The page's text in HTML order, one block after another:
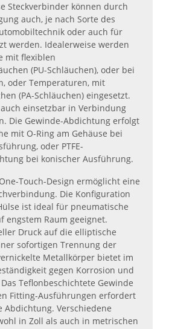
Steckverbinder können durch
auch, je nach Sorte des
oder auch für
werden. Idealerweise werden
mit flexiblen
(PU-Schläuchen), oder bei
oder Temperaturen, mit
(PA-Schläuchen) eingesetzt.
einsetzbar in Verbindung
Die Gewinde-Abdichtung erfolgt
mit O-Ring am Gehäuse bei
oder PTFE-
bei konischer Ausführung.
Touch-Design ermöglicht eine
Die Konfiguration
ist ideal für pneumatische
engstem Raum geeignet.
Druck auf die elliptische
sofortigen Trennung der
Metallkörper bietet im
gegen Korrosion und
Teflonbeschichtete Gewinde
Fitting-Ausführungen erfordert
Abdichtung. Verschiedene
in Zoll als auch in metrischen